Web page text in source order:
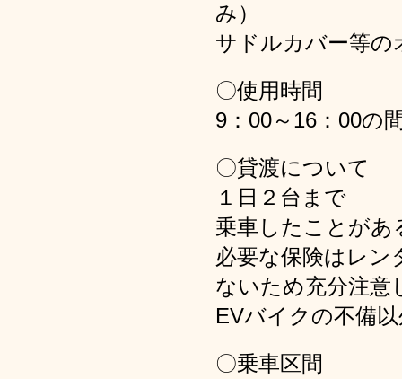
み）
サドルカバー等
〇使用時間
9：00～16：00の
〇貸渡について
１日２台まで
乗車したことがあ
必要な保険はレン
ないため充分注意
EVバイクの不備
〇乗車区間